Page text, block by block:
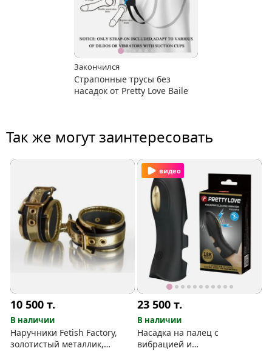
Закончился
Страпонные трусы без
насадок от Pretty Love Baile
Так же могут заинтересовать
10 500т.
В наличии
Наручники Fetish Factory,
золотистый металлик,
видео
23 500т.
В наличии
Насадка на палец с
вибрацией и